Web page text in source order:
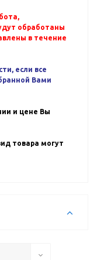
обработаны
в течение
если все
Вами
и цене Вы
товара могут